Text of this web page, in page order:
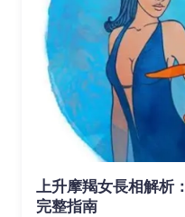
上升摩羯女長相解析
完整指南